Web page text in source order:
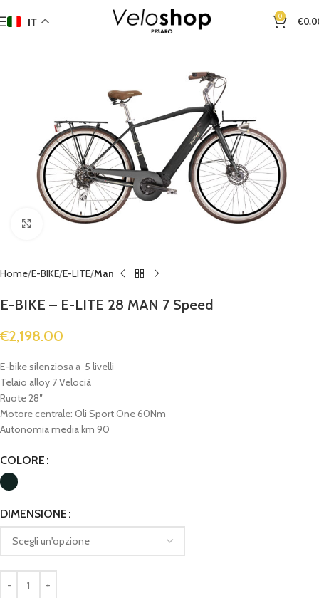
IT
0 €
Clicca per ingrandire
Home E-BIKE E-LITE Man
E-BIKE – E-LITE 28 MAN 7 Speed
€2,198.00
E-bike silenziosa a 5 livelli
Telaio alloy 7 Velocià
Ruote 28″
Motore centrale: Oli Sport One 60Nm
Autonomia media km 90
COLORE
DIMENSIONE